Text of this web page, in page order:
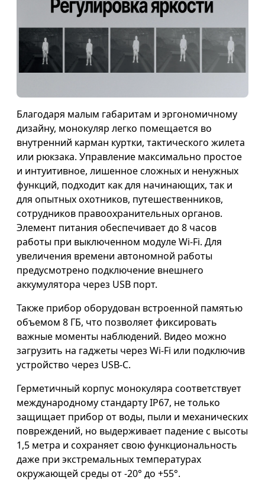
Благодаря малым габаритам и эргономичному
дизайну, монокуляр легко помещается во
внутренний карман куртки, тактического жилета
или рюкзака. Управление максимально простое
и интуитивное, лишенное сложных и ненужных
функций, подходит как для начинающих, так и
для опытных охотников, путешественников,
сотрудников правоохранительных органов.
Элемент питания обеспечивает до 8 часов
работы при выключенном модуле Wi-Fi. Для
увеличения времени автономной работы
предусмотрено подключение внешнего
аккумулятора через USB порт.
Также прибор оборудован встроенной памятью
объемом 8 ГБ, что позволяет фиксировать
важные моменты наблюдений. Видео можно
загрузить на гаджеты через Wi-Fi или подключив
устройство через USB-C.
Герметичный корпус монокуляра соответствует
международному стандарту IP67, не только
защищает прибор от воды, пыли и механических
повреждений, но выдерживает падение с высоты
1,5 метра и сохраняет свою функциональность
даже при экстремальных температурах
окружающей среды от -20° до +55°.